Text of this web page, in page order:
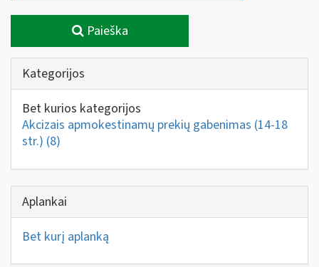
Paieška
Kategorijos
Bet kurios kategorijos
Akcizais apmokestinamų prekių gabenimas (14-18
str.) (8)
Aplankai
Bet kurį aplanką